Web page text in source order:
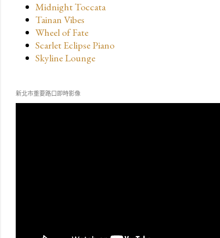
Midnight Toccata
Tainan Vibes
Wheel of Fate
Scarlet Eclipse Piano
Skyline Lounge
新北市重要路口即時影像